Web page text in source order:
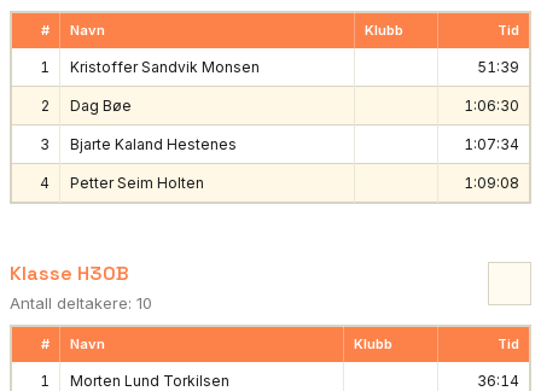
# Navn Klubb Tid
1 Kristoffer Sandvik Monsen 51:39
2 Dag Bøe 1:06:30
3 Bjarte Kaland Hestenes 1:07:34
4 Petter Seim Holten 1:09:08
Klasse H30B
Antall deltakere: 10
# Navn Klubb Tid
1 Morten Lund Torkilsen 36:14